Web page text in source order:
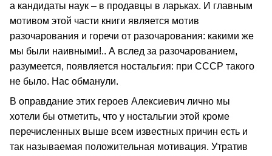
а кандидаты наук – в продавцы в ларьках. И главным
мотивом этой части книги является мотив
разочарования и горечи от разочарования: какими же
мы были наивными!.. А вслед за разочарованием,
разумеется, появляется ностальгия: при СССР такого
не было. Нас обманули.
В оправдание этих героев Алексиевич лично мы
хотели бы отметить, что у ностальгии этой кроме
перечисленных выше всем известных причин есть и
так называемая положительная мотивация. Утратив